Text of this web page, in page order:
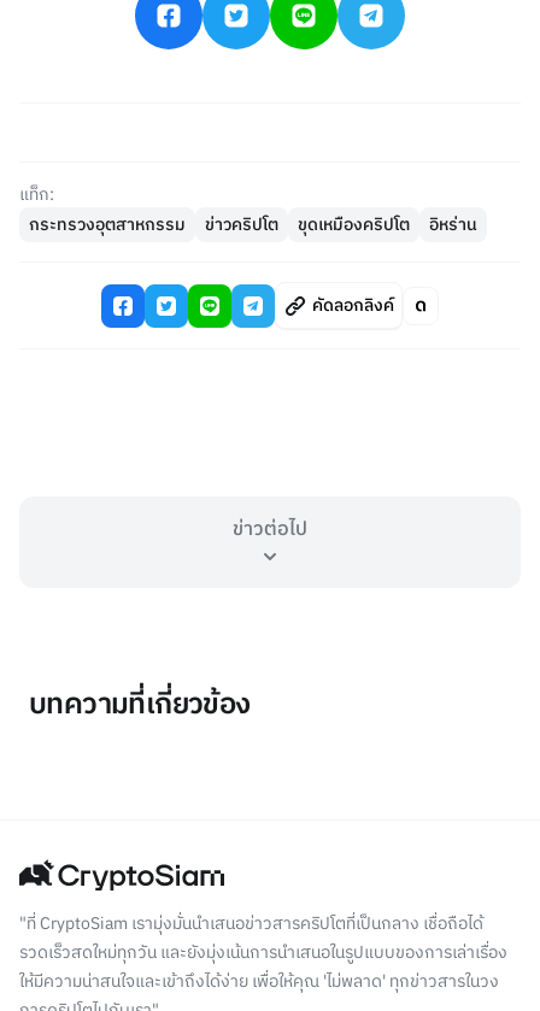
แท็ก:
กระทรวงอุตสาหกรรม
ข่าวคริปโต ขุดเหมืองคริปโต อิหร่าน
คัดลอกลิงค์
ข่าวต่อไป
บทความที่เกี่ยวข้อง
"ที่ CryptoSiam เรามุ่งมั่นนำเสนอข่าวสารคริปโตที่เป็นกลาง เชื่อถือได้
รวดเร็วสดใหม่ทุกวัน และยังมุ่งเน้นการนำเสนอในรูปแบบของการเล่าเรื่อง
ให้มีความน่าสนใจและเข้าถึงได้ง่าย เพื่อให้คุณ 'ไม่พลาด' ทุกข่าวสารในวง